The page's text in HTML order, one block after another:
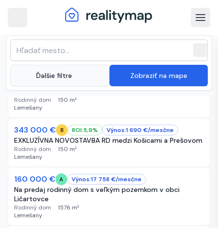
Ďalšie filtre Zobraziť na mape
Lemešany · Najnovšie nehnuteľnosti
na predaj
(28 inzerátov)
Zoradenie zoznamu
343 000 €
Exkluzívna novostavba Lemešany
Rodinný dom · 150 m²
Lemešany
6 dní
343 000 € B ROI:5,9% Výnos:1 690 €/mesčne
EXKLUZÍVNA NOVOSTAVBA RD medzi Košicami a Prešovom
Rodinný dom · 150 m²
Lemešany
10 dní
160 000 € A Výnos:17 758 €/mesčne
Na predaj rodinný dom s veľkým pozemkom v obci
Ličartovce
Rodinný dom · 1576 m²
Lemešany